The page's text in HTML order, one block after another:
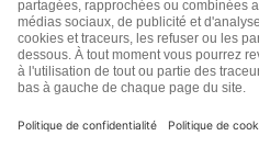
Commentaires
''La